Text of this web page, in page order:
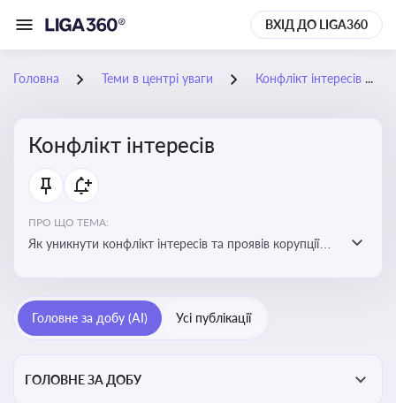
ВХІД ДО LIGA360
Головна Теми в центрі уваги Конфлікт інтересів
Конфлікт інтересів
ПРО ЩО ТЕМА:
Як уникнути конфлікт інтересів та проявів корупції
Головне за добу (AI) Усі публікації
ГОЛОВНЕ ЗА ДОБУ